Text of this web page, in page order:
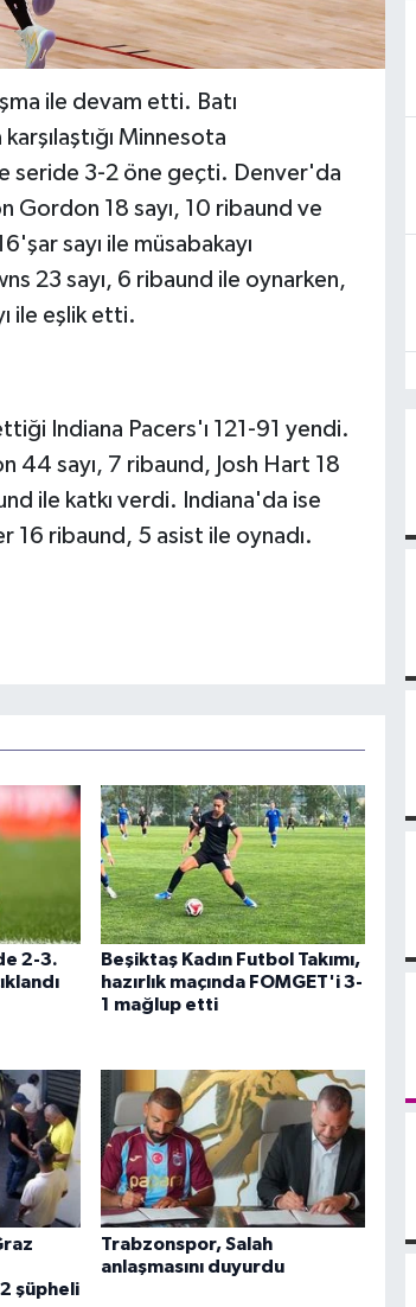
ile devam etti. Batı
Minnesota
seride 3-2 öne geçti. Denver'da
Gordon 18 sayı, 10 ribaund ve
sayı ile müsabakayı
23 sayı, 6 ribaund ile oynarken,
ile eşlik etti.
Indiana Pacers'ı 121-91 yendi.
44 sayı, 7 ribaund, Josh Hart 18
ile katkı verdi. Indiana'da ise
16 ribaund, 5 asist ile oynadı.
2-3.
Beşiktaş Kadın Futbol Takımı,
hazırlık maçında FOMGET'i 3-
1 mağlup etti
şüpheli
Trabzonspor, Salah
anlaşmasını duyurdu